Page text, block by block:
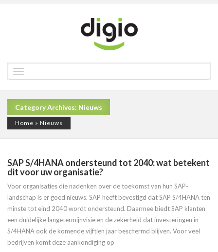
navigation
Category Archives: Nieuws
Home » Nieuws
SAP S/4HANA ondersteund tot 2040: wat betekent
dit voor uw organisatie?
Voor organisaties die nadenken over de toekomst van hun SAP-
landschap is er goed nieuws. SAP heeft bevestigd dat SAP S/4HANA ten
minste tot eind 2040 wordt ondersteund. Daarmee biedt SAP klanten
een duidelijke langetermijnvisie en de zekerheid dat investeringen in
S/4HANA ook de komende vijftien jaar beschermd blijven. Voor veel
bedrijven komt deze aankondiging op